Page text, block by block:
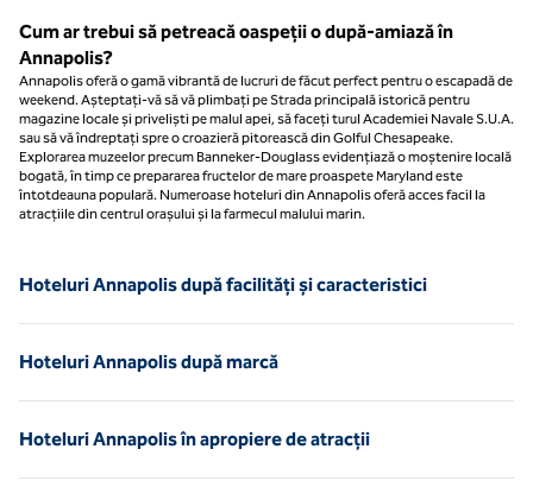
Cum ar trebui să petreacă oaspeții o după-amiază în
Annapolis?
Annapolis oferă o gamă vibrantă de lucruri de făcut perfect pentru o escapadă de
weekend. Așteptați-vă să vă plimbați pe Strada principală istorică pentru
magazine locale și priveliști pe malul apei, să faceți turul Academiei Navale S.U.A.
sau să vă îndreptați spre o croazieră pitorească din Golful Chesapeake.
Explorarea muzeelor precum Banneker-Douglass evidențiază o moștenire locală
bogată, în timp ce prepararea fructelor de mare proaspete Maryland este
întotdeauna populară. Numeroase hoteluri din Annapolis oferă acces facil la
atracțiile din centrul orașului și la farmecul malului marin.
Hoteluri Annapolis după facilități și caracteristici
Hoteluri Annapolis după marcă
Hoteluri Annapolis în apropiere de atracții